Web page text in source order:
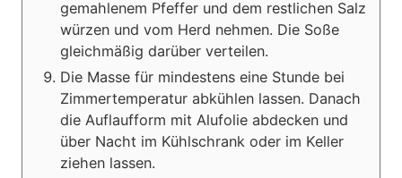
gemahlenem Pfeffer und dem restlichen Salz
würzen und vom Herd nehmen. Die Soße
gleichmäßig darüber verteilen.
Die Masse für mindestens eine Stunde bei
Zimmertemperatur abkühlen lassen. Danach
die Auflaufform mit Alufolie abdecken und
über Nacht im Kühlschrank oder im Keller
ziehen lassen.